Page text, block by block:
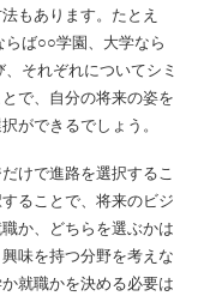
もあります。たとえ
ば○○学園、大学なら
それぞれについてシミ
で、自分の将来の姿を
ができるでしょう。
けで進路を選択するこ
ることで、将来のビジ
か、どちらを選ぶかは
味を持つ分野を考えな
就職かを決める必要は